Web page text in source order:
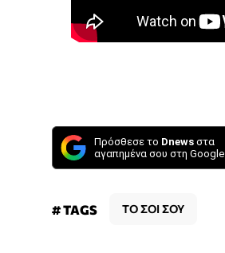
Πρόσθεσε το Dnews στα
αγαπημένα σου στη Google
# TAGS ΤΟ ΣΟΙ ΣΟΥ